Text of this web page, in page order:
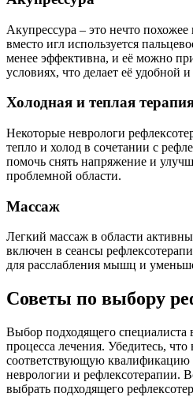
Акупрессура – это нечто похожее
вместо игл используется
менее эффективна, и её можно
условиях, что делает её удобной
Холодная и теплая
Некоторые неврологи
тепло и холод в сочетании с
помочь снять напряжение и
проблемной области.
Массаж
Легкий массаж в области
включен в сеансы
для расслабления мышц и
Советы по выбору
Выбор подходящего специалиста
процесса лечения. Убедитесь,
соответствующую квалификацию
неврологии и рефлексотерапии.
выбрать подходящего